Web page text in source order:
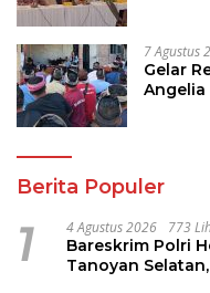
7 Agustus
Gelar
Angelia
Berita Populer
1 4 Agustus 2026 773
Bareskrim Polri
Tanoyan